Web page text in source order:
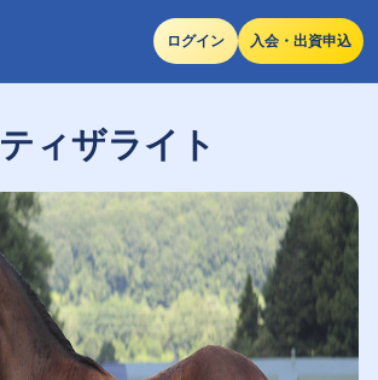
ログイン 入会・出資申込
ティザライト